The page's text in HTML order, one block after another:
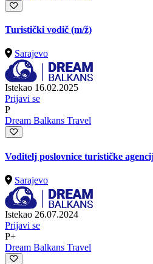
Turistički vodič (m/ž)
Sarajevo
Istekao 16.02.2025
Prijavi se
P
Dream Balkans Travel
Voditelj poslovnice turističke
Sarajevo
Istekao 26.07.2024
Prijavi se
P+
Dream Balkans Travel